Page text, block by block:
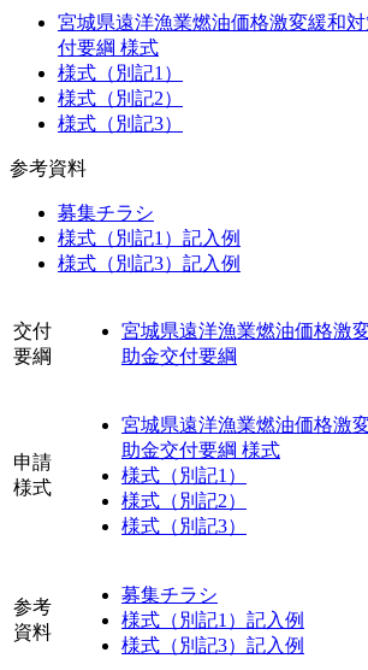
宮城県遠洋漁業燃油価格激変緩和
付要綱 様式
様式（別記1）
様式（別記2）
様式（別記3）
参考資料
募集チラシ
様式（別記1）記入例
様式（別記3）記入例
交付
要綱
宮城県遠洋漁業燃油価格激
助金交付要綱
申請
様式
宮城県遠洋漁業燃油価格激
助金交付要綱 様式
様式（別記1）
様式（別記2）
様式（別記3）
参考
資料
募集チラシ
様式（別記1）記入例
様式（別記3）記入例